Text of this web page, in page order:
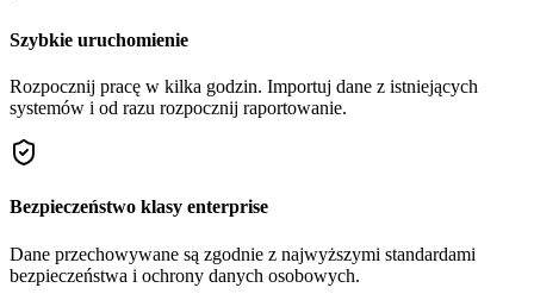
Szybkie uruchomienie
Rozpocznij pracę w kilka godzin. Importuj dane z istniejących
systemów i od razu rozpocznij raportowanie.
Bezpieczeństwo klasy enterprise
Dane przechowywane są zgodnie z najwyższymi standardami
bezpieczeństwa i ochrony danych osobowych.